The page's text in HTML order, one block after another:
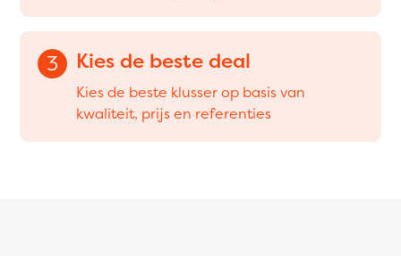
3 Kies de beste deal
Kies de beste klusser op basis van
kwaliteit, prijs en referenties